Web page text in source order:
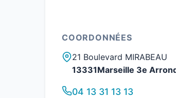
COORDONNÉES
21 Boulevard MIRABEAU
13331Marseille 3e
04 13 31 13 13